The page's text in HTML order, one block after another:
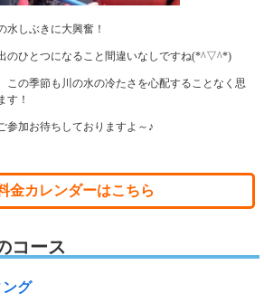
水しぶきに大興奮！
のひとつになること間違いなしですね(*^▽^*)
この季節も川の水の冷たさを心配することなく思
す！
参加お待ちしておりますよ～♪
金カレンダーはこちら
コース
グ